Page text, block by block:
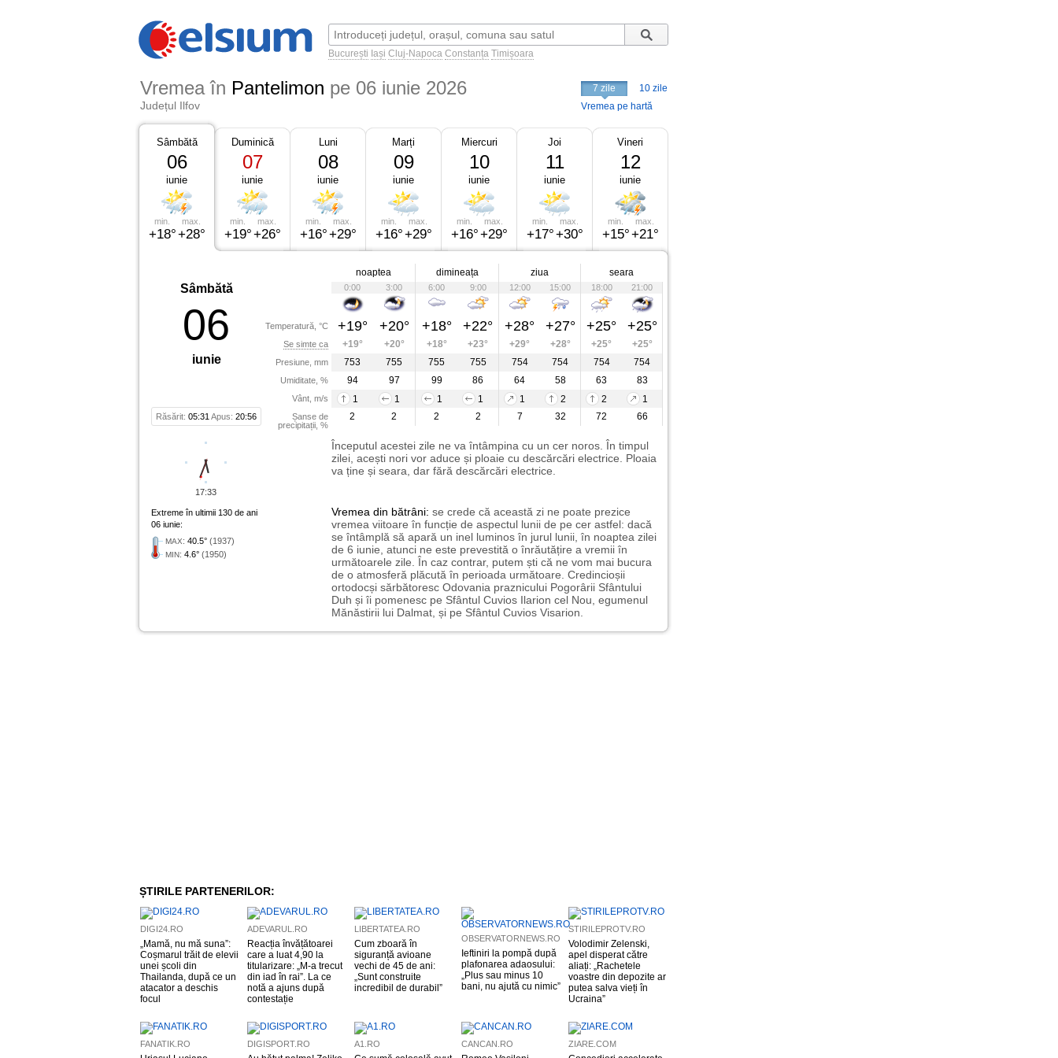
București Iași Cluj-Napoca Constanța Timișoara
Vremea în Pantelimon pe 06 iunie 2026
Județul Ilfov
7 zile
10 zile
Vremea pe hartă
Sâmbătă
06
iunie
min.
+18°
max.
+28°
Duminică
07
iunie
min.
+19°
max.
+26°
Luni
08
iunie
min.
+16°
max.
+29°
Marți
09
iunie
min.
+16°
max.
+29°
Miercuri
10
iunie
min.
+16°
max.
+29°
Joi
11
iunie
min.
+17°
max.
+30°
Vineri
12
iunie
min.
+15°
max.
+21°
Sâmbătă
06
iunie
Răsărit: 05:31 Apus: 20:56
Temperatură, °C
Se simte ca
Presiune, mm
Umiditate, %
Vânt, m/s
Șanse de
precipitații, %
noaptea dimineața ziua seara
0:00 3:00 6:00 9:00 12:00 15:00 18:00 21:00
+19° +20° +18° +22° +28° +27° +25° +25°
+19° +20° +18° +23° +29° +28° +25°
+25°
753
755 755 755 754 754 754
754
94
97 99 86 64 58 63
83
1
1 1 1 1 2 2
1
2
2 2 2 7 32 72 66
Începutul acestei zile ne va întâmpina cu un cer noros. În timpul
zilei, acești nori vor aduce și ploaie cu descărcări electrice. Ploaia
va ține și seara, dar fără descărcări electrice.
Extreme în ultimii 130 de ani
06 iunie:
MAX: 40.5° (1937)
MIN: 4.6° (1950)
Vremea din bătrâni: se crede că această zi ne poate prezice
vremea viitoare în funcție de aspectul lunii de pe cer astfel: dacă
se întâmplă să apară un inel luminos în jurul lunii, în noaptea zilei
de 6 iunie, atunci ne este prevestită o înrăutățire a vremii în
următoarele zile. În caz contrar, putem ști că ne vom mai bucura
de o atmosferă plăcută în perioada următoare. Credincioșii
ortodocși sărbătoresc Odovania praznicului Pogorârii Sfântului
Duh și îi pomenesc pe Sfântul Cuvios Ilarion cel Nou, egumenul
Mănăstirii lui Dalmat, și pe Sfântul Cuvios Visarion.
17:33
ȘTIRILE PARTENERILOR:
DIGI24.RO
„Mamă, nu mă suna”:
Coșmarul trăit de elevii
unei școli din
Thailanda, după ce un
atacator a deschis
focul
ADEVARUL.RO
Reacția învățătoarei
care a luat 4,90 la
titularizare: „M-a trecut
din iad în rai”. La ce
notă a ajuns după
contestație
LIBERTATEA.RO
Cum zboară în
siguranță avioane
vechi de 45 de ani:
„Sunt construite
incredibil de durabil”
OBSERVATORNEWS.RO
Ieftiniri la pompă după
plafonarea adaosului:
„Plus sau minus 10
bani, nu ajută cu nimic”
STIRILEPROTV.RO
Volodimir Zelenski,
apel disperat către
aliați: „Rachetele
voastre din depozite ar
putea salva vieți în
Ucraina”
FANATIK.RO DIGISPORT.RO A1.RO CANCAN.RO ZIARE.COM